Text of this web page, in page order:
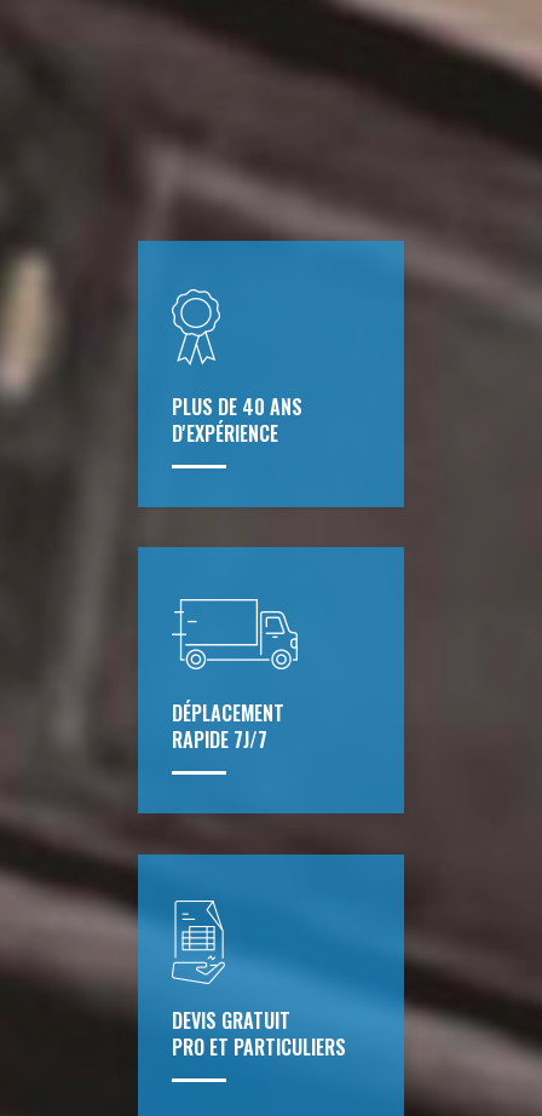
PLUS DE 40 ANS
D'EXPÉRIENCE
DÉPLACEMENT
RAPIDE 7J/7
DEVIS GRATUIT
PRO ET PARTICULIERS